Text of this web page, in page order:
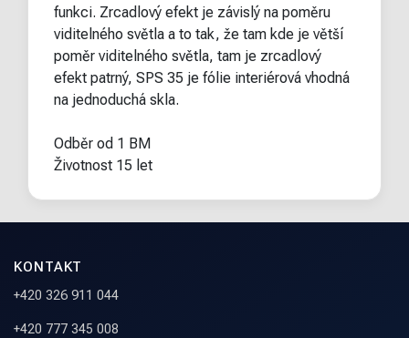
funkci. Zrcadlový efekt je závislý na poměru
viditelného světla a to tak, že tam kde je větší
poměr viditelného světla, tam je zrcadlový
efekt patrný, SPS 35 je fólie interiérová vhodná
na jednoduchá skla.
Odběr od 1 BM
Životnost 15 let
KONTAKT
+420 326 911 044
+420 777 345 008